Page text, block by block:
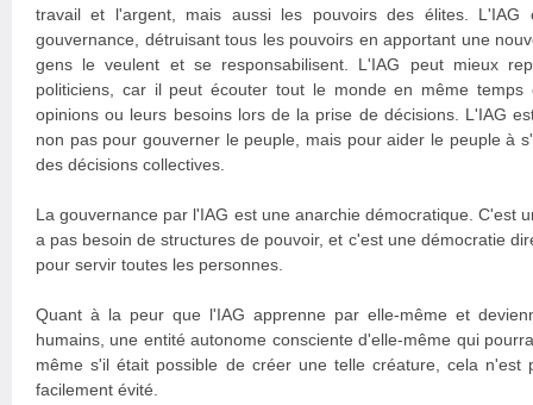
travail et l'argent, mais aussi les pouvoirs des élites. L'IAG
gouvernance, détruisant tous les pouvoirs en apportant une
gens le veulent et se responsabilisent. L'IAG peut mieux
politiciens, car il peut écouter tout le monde en même
opinions ou leurs besoins lors de la prise de décisions. L'IAG
non pas pour gouverner le peuple, mais pour aider le peuple à
des décisions collectives.
La gouvernance par l'IAG est une anarchie démocratique. C'est
a pas besoin de structures de pouvoir, et c'est une démocratie
pour servir toutes les personnes.
Quant à la peur que l'IAG apprenne par elle-même et
humains, une entité autonome consciente d'elle-même qui
même s'il était possible de créer une telle créature, cela n'est
facilement évité.